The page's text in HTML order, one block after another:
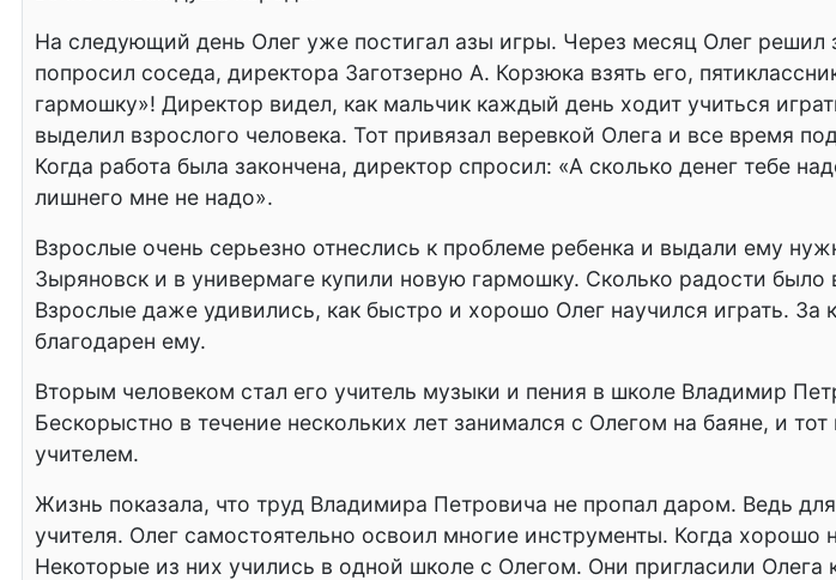
На следующий день Олег уже постигал азы игры. Через месяц Олег решил
попросил соседа, директора Заготзерно А. Корзюка взять его,
гармошку»! Директор видел, как мальчик каждый день ходит учиться
выделил взрослого человека. Тот привязал веревкой Олега и все время
Когда работа была закончена, директор спросил: «А сколько денег тебе
лишнего мне не надо».
Взрослые очень серьезно отнеслись к проблеме ребенка и выдали ему
Зыряновск и в универмаге купили новую гармошку. Сколько радости
Взрослые даже удивились, как быстро и хорошо Олег научился играть.
благодарен ему.
Вторым человеком стал его учитель музыки и пения в школе Владимир
Бескорыстно в течение нескольких лет занимался с Олегом на баяне, и
учителем.
Жизнь показала, что труд Владимира Петровича не пропал даром. Ведь
учителя. Олег самостоятельно освоил многие инструменты. Когда
Некоторые из них учились в одной школе с Олегом. Они пригласили Олега